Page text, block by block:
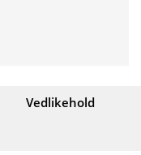
Vedlikehold